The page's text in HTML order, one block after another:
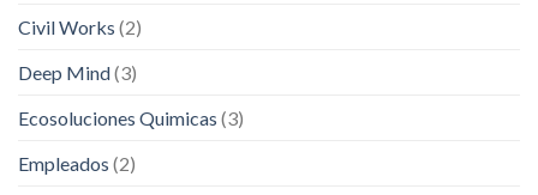
Civil Works (2)
Deep Mind(3)
Ecosoluciones Quimicas (3)
Empleados (2)